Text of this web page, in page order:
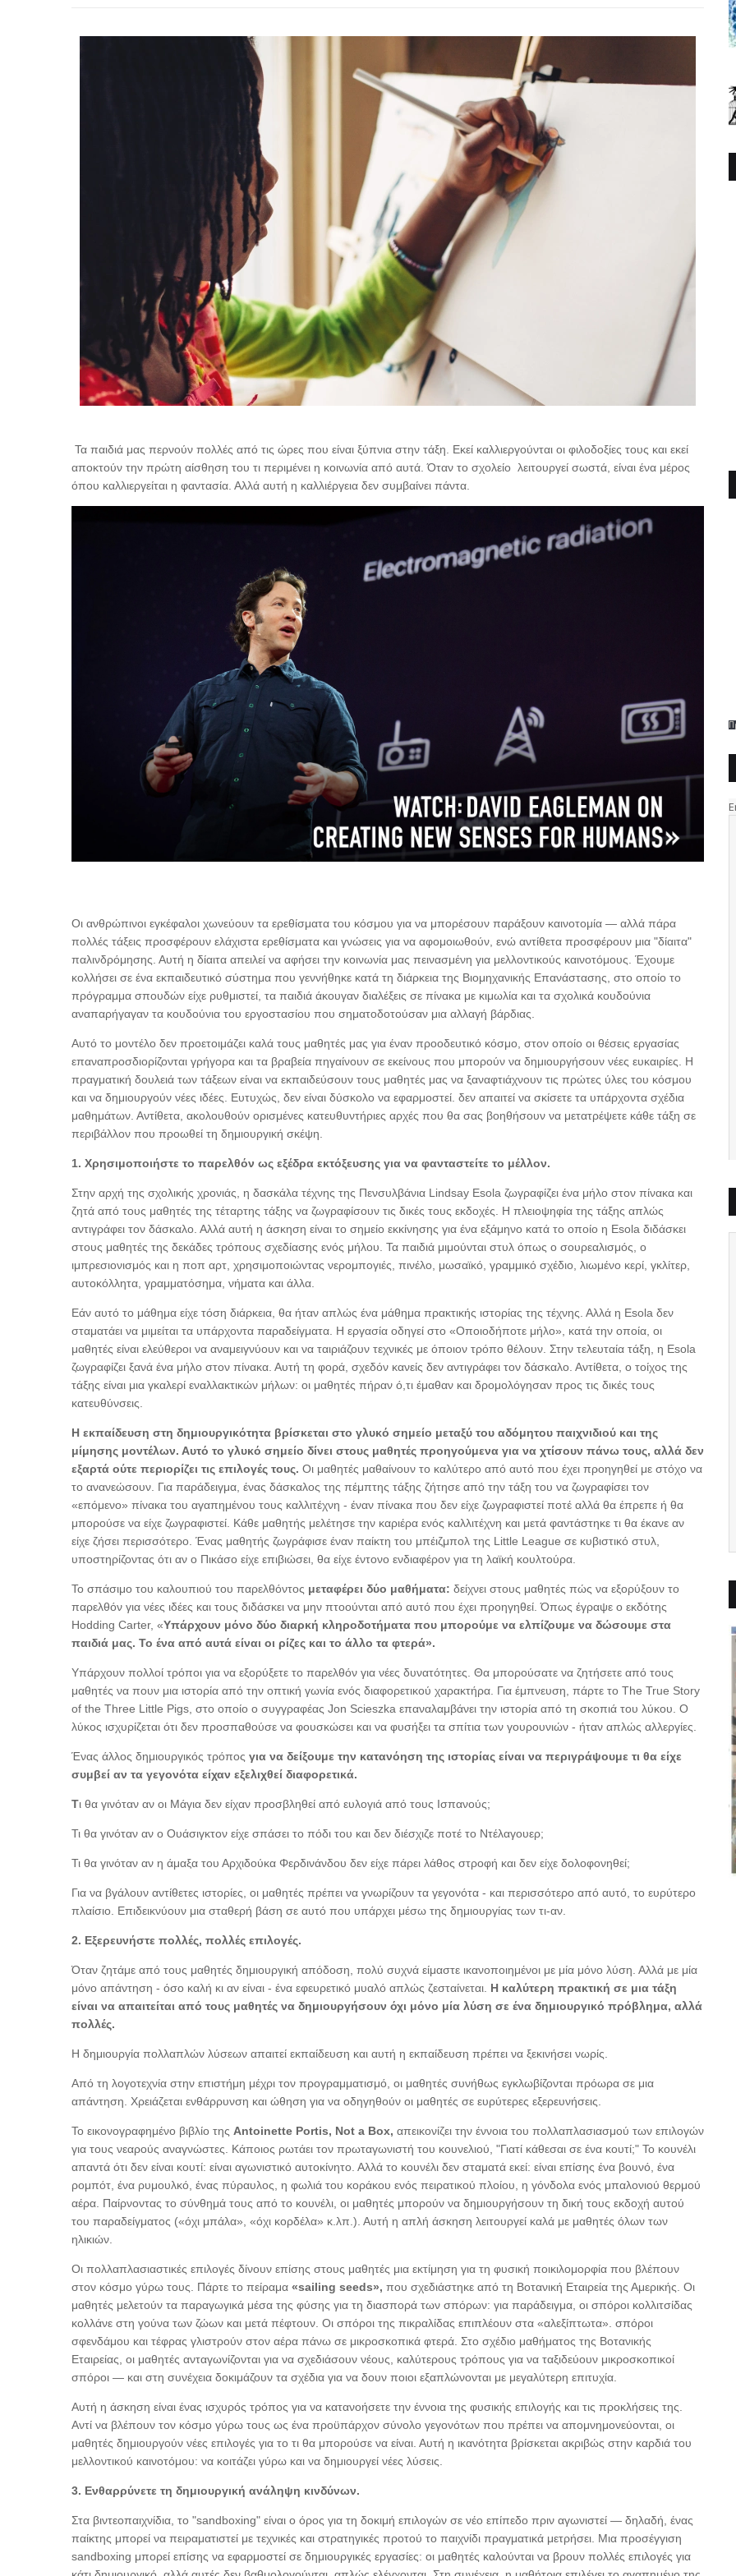
Τα παιδιά μας περνούν πολλές από τις ώρες που είναι ξύπνια στην τάξη. Εκεί καλλιεργούνται οι φιλοδοξίες τους και εκεί
αποκτούν την πρώτη αίσθηση του τι περιμένει η κοινωνία από αυτά. Όταν το σχολείο λειτουργεί σωστά, είναι ένα μέρος
όπου καλλιεργείται η φαντασία. Αλλά αυτή η καλλιέργεια δεν συμβαίνει πάντα.
Οι ανθρώπινοι εγκέφαλοι χωνεύουν τα ερεθίσματα του κόσμου για να μπορέσουν παράξουν καινοτομία — αλλά πάρα
πολλές τάξεις προσφέρουν ελάχιστα ερεθίσματα και γνώσεις για να αφομοιωθούν, ενώ αντίθετα προσφέρουν μια "δίαιτα"
παλινδρόμησης. Αυτή η δίαιτα απειλεί να αφήσει την κοινωνία μας πεινασμένη για μελλοντικούς καινοτόμους. Έχουμε
κολλήσει σε ένα εκπαιδευτικό σύστημα που γεννήθηκε κατά τη διάρκεια της Βιομηχανικής Επανάστασης, στο οποίο το
πρόγραμμα σπουδών είχε ρυθμιστεί, τα παιδιά άκουγαν διαλέξεις σε πίνακα με κιμωλία και τα σχολικά κουδούνια
αναπαρήγαγαν τα κουδούνια του εργοστασίου που σηματοδοτούσαν μια αλλαγή βάρδιας.
Αυτό το μοντέλο δεν προετοιμάζει καλά τους μαθητές μας για έναν προοδευτικό κόσμο, στον οποίο οι θέσεις εργασίας
επαναπροσδιορίζονται γρήγορα και τα βραβεία πηγαίνουν σε εκείνους που μπορούν να δημιουργήσουν νέες ευκαιρίες. Η
πραγματική δουλειά των τάξεων είναι να εκπαιδεύσουν τους μαθητές μας να ξαναφτιάχνουν τις πρώτες ύλες του κόσμου
και να δημιουργούν νέες ιδέες. Ευτυχώς, δεν είναι δύσκολο να εφαρμοστεί. δεν απαιτεί να σκίσετε τα υπάρχοντα σχέδια
μαθημάτων. Αντίθετα, ακολουθούν ορισμένες κατευθυντήριες αρχές που θα σας βοηθήσουν να μετατρέψετε κάθε τάξη σε
περιβάλλον που προωθεί τη δημιουργική σκέψη.
1. Χρησιμοποιήστε το παρελθόν ως εξέδρα εκτόξευσης για να φανταστείτε το μέλλον.
Στην αρχή της σχολικής χρονιάς, η δασκάλα τέχνης της Πενσυλβάνια Lindsay Esola ζωγραφίζει ένα μήλο στον πίνακα και
ζητά από τους μαθητές της τέταρτης τάξης να ζωγραφίσουν τις δικές τους εκδοχές. Η πλειοψηφία της τάξης απλώς
αντιγράφει τον δάσκαλο. Αλλά αυτή η άσκηση είναι το σημείο εκκίνησης για ένα εξάμηνο κατά το οποίο η Esola διδάσκει
στους μαθητές της δεκάδες τρόπους σχεδίασης ενός μήλου. Τα παιδιά μιμούνται στυλ όπως ο σουρεαλισμός, ο
ιμπρεσιονισμός και η ποπ αρτ, χρησιμοποιώντας νερομπογιές, πινέλο, μωσαϊκό, γραμμικό σχέδιο, λιωμένο κερί, γκλίτερ,
αυτοκόλλητα, γραμματόσημα, νήματα και άλλα.
Εάν αυτό το μάθημα είχε τόση διάρκεια, θα ήταν απλώς ένα μάθημα πρακτικής ιστορίας της τέχνης. Αλλά η Esola δεν
σταματάει να μιμείται τα υπάρχοντα παραδείγματα. Η εργασία οδηγεί στο «Οποιοδήποτε μήλο», κατά την οποία, οι
μαθητές είναι ελεύθεροι να αναμειγνύουν και να ταιριάζουν τεχνικές με όποιον τρόπο θέλουν. Στην τελευταία τάξη, η Esola
ζωγραφίζει ξανά ένα μήλο στον πίνακα. Αυτή τη φορά, σχεδόν κανείς δεν αντιγράφει τον δάσκαλο. Αντίθετα, ο τοίχος της
τάξης είναι μια γκαλερί εναλλακτικών μήλων: οι μαθητές πήραν ό,τι έμαθαν και δρομολόγησαν προς τις δικές τους
κατευθύνσεις.
Η εκπαίδευση στη δημιουργικότητα βρίσκεται στο γλυκό σημείο μεταξύ του αδόμητου παιχνιδιού και της
μίμησης μοντέλων. Αυτό το γλυκό σημείο δίνει στους μαθητές προηγούμενα για να χτίσουν πάνω τους, αλλά δεν
εξαρτά ούτε περιορίζει τις επιλογές τους. Οι μαθητές μαθαίνουν το καλύτερο από αυτό που έχει προηγηθεί με στόχο να
το ανανεώσουν. Για παράδειγμα, ένας δάσκαλος της πέμπτης τάξης ζήτησε από την τάξη του να ζωγραφίσει τον
«επόμενο» πίνακα του αγαπημένου τους καλλιτέχνη - έναν πίνακα που δεν είχε ζωγραφιστεί ποτέ αλλά θα έπρεπε ή θα
μπορούσε να είχε ζωγραφιστεί. Κάθε μαθητής μελέτησε την καριέρα ενός καλλιτέχνη και μετά φαντάστηκε τι θα έκανε αν
είχε ζήσει περισσότερο. Ένας μαθητής ζωγράφισε έναν παίκτη του μπέιζμπολ της Little League σε κυβιστικό στυλ,
υποστηρίζοντας ότι αν ο Πικάσο είχε επιβιώσει, θα είχε έντονο ενδιαφέρον για τη λαϊκή κουλτούρα.
Το σπάσιμο του καλουπιού του παρελθόντος μεταφέρει δύο μαθήματα: δείχνει στους μαθητές πώς να εξορύξουν το
παρελθόν για νέες ιδέες και τους διδάσκει να μην πτοούνται από αυτό που έχει προηγηθεί. Όπως έγραψε ο εκδότης
Hodding Carter, «Υπάρχουν μόνο δύο διαρκή κληροδοτήματα που μπορούμε να ελπίζουμε να δώσουμε στα
παιδιά μας. Το ένα από αυτά είναι οι ρίζες και το άλλο τα φτερά».
Υπάρχουν πολλοί τρόποι για να εξορύξετε το παρελθόν για νέες δυνατότητες. Θα μπορούσατε να ζητήσετε από τους
μαθητές να πουν μια ιστορία από την οπτική γωνία ενός διαφορετικού χαρακτήρα. Για έμπνευση, πάρτε το The True Story
of the Three Little Pigs, στο οποίο ο συγγραφέας Jon Scieszka επαναλαμβάνει την ιστορία από τη σκοπιά του λύκου. Ο
λύκος ισχυρίζεται ότι δεν προσπαθούσε να φουσκώσει και να φυσήξει τα σπίτια των γουρουνιών - ήταν απλώς αλλεργίες.
Ένας άλλος δημιουργικός τρόπος για να δείξουμε την κατανόηση της ιστορίας είναι να περιγράψουμε τι θα είχε
συμβεί αν τα γεγονότα είχαν εξελιχθεί διαφορετικά.
Τι θα γινόταν αν οι Μάγια δεν είχαν προσβληθεί από ευλογιά από τους Ισπανούς;
Τι θα γινόταν αν ο Ουάσιγκτον είχε σπάσει το πόδι του και δεν διέσχιζε ποτέ το Ντέλαγουερ;
Τι θα γινόταν αν η άμαξα του Αρχιδούκα Φερδινάνδου δεν είχε πάρει λάθος στροφή και δεν είχε δολοφονηθεί;
Για να βγάλουν αντίθετες ιστορίες, οι μαθητές πρέπει να γνωρίζουν τα γεγονότα - και περισσότερο από αυτό, το ευρύτερο
πλαίσιο. Επιδεικνύουν μια σταθερή βάση σε αυτό που υπάρχει μέσω της δημιουργίας των τι-αν.
2. Εξερευνήστε πολλές, πολλές επιλογές.
Όταν ζητάμε από τους μαθητές δημιουργική απόδοση, πολύ συχνά είμαστε ικανοποιημένοι με μία μόνο λύση. Αλλά με μία
μόνο απάντηση - όσο καλή κι αν είναι - ένα εφευρετικό μυαλό απλώς ζεσταίνεται. Η καλύτερη πρακτική σε μια τάξη
είναι να απαιτείται από τους μαθητές να δημιουργήσουν όχι μόνο μία λύση σε ένα δημιουργικό πρόβλημα, αλλά
πολλές.
Η δημιουργία πολλαπλών λύσεων απαιτεί εκπαίδευση και αυτή η εκπαίδευση πρέπει να ξεκινήσει νωρίς.
Από τη λογοτεχνία στην επιστήμη μέχρι τον προγραμματισμό, οι μαθητές συνήθως εγκλωβίζονται πρόωρα σε μια
απάντηση. Χρειάζεται ενθάρρυνση και ώθηση για να οδηγηθούν οι μαθητές σε ευρύτερες εξερευνήσεις.
Το εικονογραφημένο βιβλίο της Antoinette Portis, Not a Box, απεικονίζει την έννοια του πολλαπλασιασμού των επιλογών
για τους νεαρούς αναγνώστες. Κάποιος ρωτάει τον πρωταγωνιστή του κουνελιού, "Γιατί κάθεσαι σε ένα κουτί;" Το κουνέλι
απαντά ότι δεν είναι κουτί: είναι αγωνιστικό αυτοκίνητο. Αλλά το κουνέλι δεν σταματά εκεί: είναι επίσης ένα βουνό, ένα
ρομπότ, ένα ρυμουλκό, ένας πύραυλος, η φωλιά του κοράκου ενός πειρατικού πλοίου, η γόνδολα ενός μπαλονιού θερμού
αέρα. Παίρνοντας το σύνθημά τους από το κουνέλι, οι μαθητές μπορούν να δημιουργήσουν τη δική τους εκδοχή αυτού
του παραδείγματος («όχι μπάλα», «όχι κορδέλα» κ.λπ.). Αυτή η απλή άσκηση λειτουργεί καλά με μαθητές όλων των
ηλικιών.
Οι πολλαπλασιαστικές επιλογές δίνουν επίσης στους μαθητές μια εκτίμηση για τη φυσική ποικιλομορφία που βλέπουν
στον κόσμο γύρω τους. Πάρτε το πείραμα «sailing seeds», που σχεδιάστηκε από τη Βοτανική Εταιρεία της Αμερικής. Οι
μαθητές μελετούν τα παραγωγικά μέσα της φύσης για τη διασπορά των σπόρων: για παράδειγμα, οι σπόροι κολλιτσίδας
κολλάνε στη γούνα των ζώων και μετά πέφτουν. Οι σπόροι της πικραλίδας επιπλέουν στα «αλεξίπτωτα». σπόροι
σφενδάμου και τέφρας γλιστρούν στον αέρα πάνω σε μικροσκοπικά φτερά. Στο σχέδιο μαθήματος της Βοτανικής
Εταιρείας, οι μαθητές ανταγωνίζονται για να σχεδιάσουν νέους, καλύτερους τρόπους για να ταξιδεύουν μικροσκοπικοί
σπόροι — και στη συνέχεια δοκιμάζουν τα σχέδια για να δουν ποιοι εξαπλώνονται με μεγαλύτερη επιτυχία.
Αυτή η άσκηση είναι ένας ισχυρός τρόπος για να κατανοήσετε την έννοια της φυσικής επιλογής και τις προκλήσεις της.
Αντί να βλέπουν τον κόσμο γύρω τους ως ένα προϋπάρχον σύνολο γεγονότων που πρέπει να απομνημονεύονται, οι
μαθητές δημιουργούν νέες επιλογές για το τι θα μπορούσε να είναι. Αυτή η ικανότητα βρίσκεται ακριβώς στην καρδιά του
μελλοντικού καινοτόμου: να κοιτάζει γύρω και να δημιουργεί νέες λύσεις.
3. Ενθαρρύνετε τη δημιουργική ανάληψη κινδύνων.
Στα βιντεοπαιχνίδια, το "sandboxing" είναι ο όρος για τη δοκιμή επιλογών σε νέο επίπεδο πριν αγωνιστεί — δηλαδή, ένας
παίκτης μπορεί να πειραματιστεί με τεχνικές και στρατηγικές προτού το παιχνίδι πραγματικά μετρήσει. Μια προσέγγιση
sandboxing μπορεί επίσης να εφαρμοστεί σε δημιουργικές εργασίες: οι μαθητές καλούνται να βρουν πολλές επιλογές για